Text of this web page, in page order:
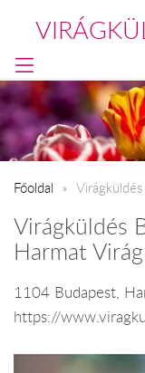
Főoldal
Virágküldés
Harmat Virág
1104 Budapest,
https://